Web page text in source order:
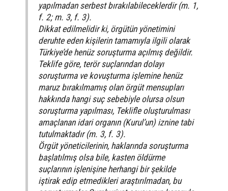
yapılmadan serbest bırakılabileceklerdir (m. 1,
f. 2; m. 3, f. 3).
Dikkat edilmelidir ki, örgütün yönetimini
deruhte eden kişilerin tamamıyla ilgili olarak
Türkiye’de henüz soruşturma açılmış değildir.
Teklife göre, terör suçlarından dolayı
soruşturma ve kovuşturma işlemine henüz
maruz bırakılmamış olan örgüt mensupları
hakkında hangi suç sebebiyle olursa olsun
soruşturma yapılması, Teklifle oluşturulması
amaçlanan idari organın (Kurul’un) iznine tabi
tutulmaktadır (m. 3, f. 3).
Örgüt yöneticilerinin, haklarında soruşturma
başlatılmış olsa bile, kasten öldürme
suçlarının işlenişine herhangi bir şekilde
iştirak edip etmedikleri araştırılmadan, bu